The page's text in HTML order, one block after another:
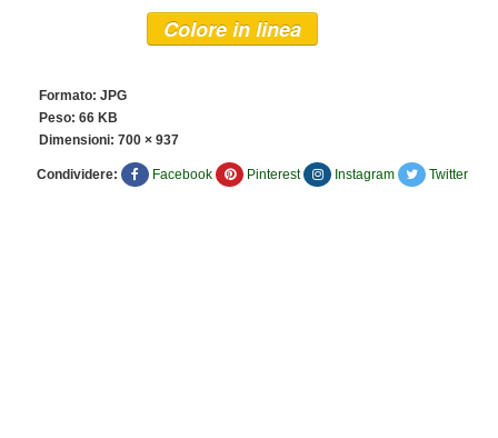
Colore in linea
Formato: JPG
Peso: 66 KB
Dimensioni: 700 × 937
Condividere: Facebook Pinterest Instagram Twitter